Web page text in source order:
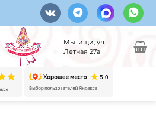
Мытищи, ул
Летная 27а